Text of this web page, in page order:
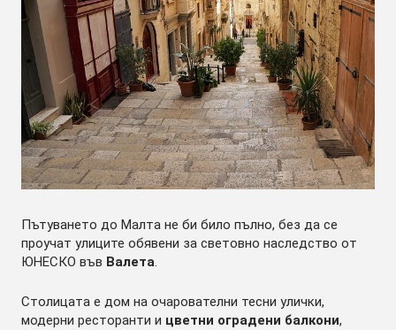
Пътуването до Малта не би било пълно, без да се
проучат улиците обявени за световно наследство от
ЮНЕСКО във Валета.
Столицата е дом на очарователни тесни улички,
модерни ресторанти и цветни оградени балкони,